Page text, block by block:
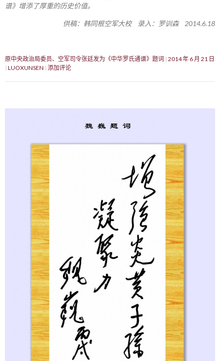
谱》增添了厚重的历史价值。
供稿：韩同根空军大校 录入：罗训森 2014.6.18
原中央政治局委员、空军司令张廷发为《中华罗氏通谱》题词 2014 年 6 月 21 日
LUOXUNSEN 添加评论